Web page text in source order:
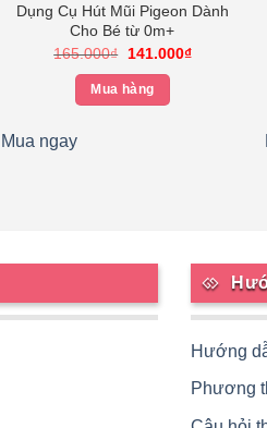
Dụng Cụ Hút Mũi Pigeon Dành
Cho Bé từ 0m+
165.000₫
Giá
là:
165.000₫.
141.000₫Giá
Mua hàng
Mua ngay
Hướng
Phương